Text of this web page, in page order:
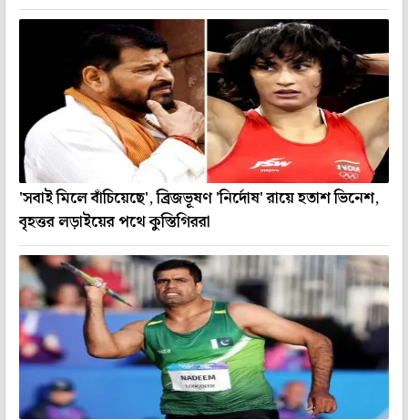
'সবাই মিলে বাঁচিয়েছে', ব্রিজভূষণ 'নির্দোষ' রায়ে হতাশ ভিনেশ,
বৃহত্তর লড়াইয়ের পথে কুস্তিগিররা